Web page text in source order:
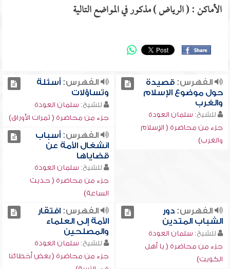
الأماكن : ( الرياض ) مذكور في المواضع التالية
الفهرس:قصيدة
حول موضوع الإسلام
والغرب
للشيخ: سلمان العودة
جزء من محاضرة ( الإسلام
والغرب)
الفهرس:أسئلة
وتساؤلات
للشيخ: سلمان العودة
جزء من محاضرة ( ثمرات الأوراق)
الفهرس:أسباب
انشغال الأمة عن
قضاياها
للشيخ: سلمان العودة
جزء من محاضرة ( حديث
الساعة)
الفهرس:دور
الشباب المتدين
للشيخ: سلمان العودة
جزء من محاضرة ( يا أهل
الكويت)
الفهرس:افتقار
الأمة إلى العلماء
والمصلحين
للشيخ: سلمان العودة
جزء من محاضرة ( بعض أخطائنا